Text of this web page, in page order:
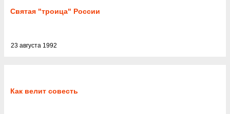
Святая "троица" России
23 августа 1992
Как велит совесть